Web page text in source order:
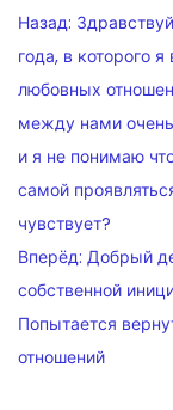
ПО
Назад:
года, в которого
любовных
между нами очень
и я не понимаю
самой
чувствует?
Вперёд: Добрый
собственной
Попытается
отношений